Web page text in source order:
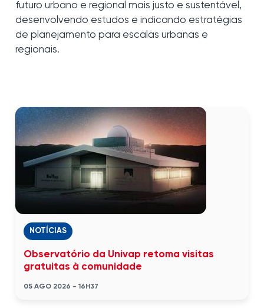
futuro urbano e regional mais justo e sustentável,
desenvolvendo estudos e indicando estratégias
de planejamento para escalas urbanas e
regionais.
NOTÍCIAS
Observatório da Univap retoma visitas
gratuitas à comunidade
05 AGO 2026 - 16H37